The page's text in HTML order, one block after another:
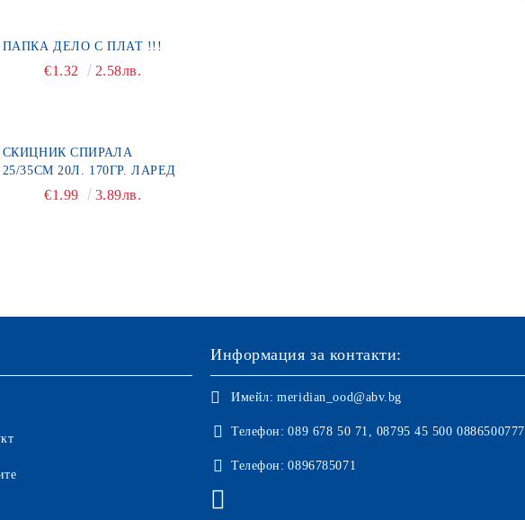
ПАПКА ДЕЛО С ПЛАТ !!!
€1.32 2.58лв.
СКИЦНИК СПИРАЛА
25/35СМ 20Л. 170ГР. ЛАРЕД
€1.99 3.89лв.
Информация за контакти:
Имейл: meridian_ood@abv.bg
Телефон: 089 678 50 71, 08795 45 500 0886500777
Телефон: 0896785071